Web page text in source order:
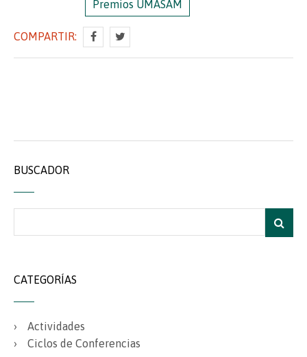
Premios UMASAM
COMPARTIR:
BUSCADOR
CATEGORÍAS
Actividades
Ciclos de Conferencias